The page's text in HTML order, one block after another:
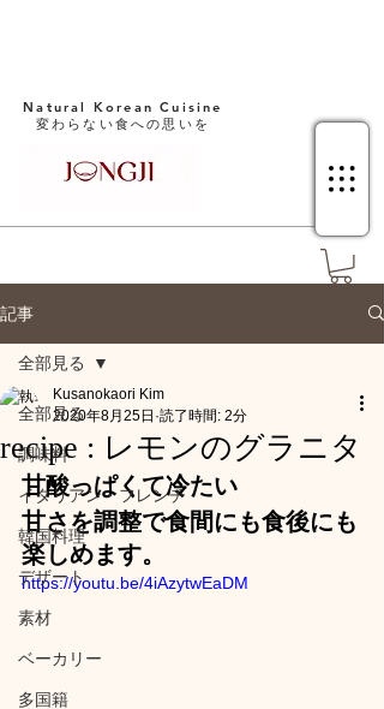
Natural Korean Cuisine​
変わらない食への思いを
記事
全部見る
調味料
イタリアン・フレンチ
韓国料理
デザート
素材
ベーカリー
多国籍
全部見る
recipe : レモンのグラニタ
Kusanokaori Kim
2020年8月25日 読了時間: 2分
甘酸っぱくて冷たい
甘さを調整で食間にも食後にも
楽しめます。
https://youtu.be/4iAzytwEaDM